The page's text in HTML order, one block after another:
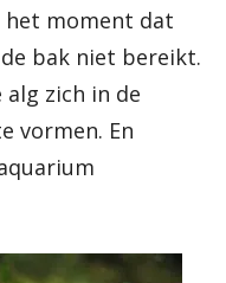
het moment dat
bak niet bereikt.
alg zich in de
vormen. En